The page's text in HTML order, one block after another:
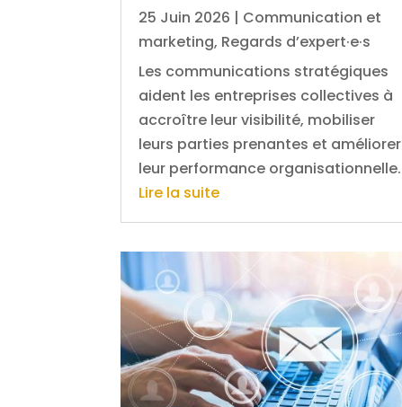
25 Juin 2026 | Communication et
marketing, Regards d’expert·e·s
Les communications stratégiques
aident les entreprises collectives à
accroître leur visibilité, mobiliser
leurs parties prenantes et améliorer
leur performance organisationnelle.
Lire la suite